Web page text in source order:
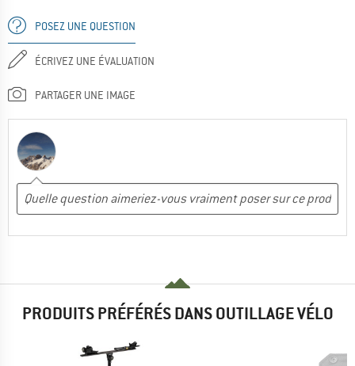
POSEZ UNE QUESTION
ÉCRIVEZ UNE ÉVALUATION
PARTAGER UNE IMAGE
PRODUITS PRÉFÉRÉS DANS OUTILLAGE VÉLO